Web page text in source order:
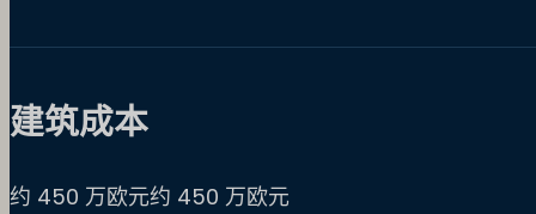
建筑成本
约 450 万欧元约 450 万欧元